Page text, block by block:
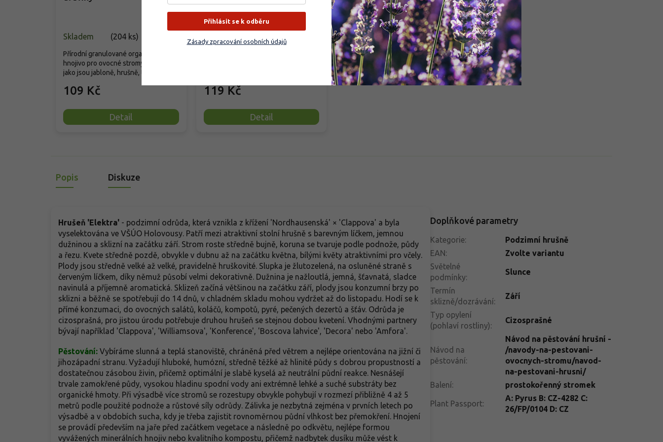
Skladem (204 ks)
109 Kč
Detail
Přírodní granulované organické
hnojivo pro ovocné stromy a keře,
jako jsou jabloně, hrušně, třešně či...
Skladem 35 ks )
119 Kč
Detail
Popis Diskuze
Hrušeň 'Elektra' - podzimní odrůda, která vznikla z křížení 'Nordhausenská' × 'Clappova' a byla
vyselektována ve VŠÚO Holovousy. Patří mezi atraktivní stolní hrušně s barevným líčkem, jemnou
dužninou a sklizní na začátku září. Strom roste středně bujně, koruna se tvaruje podle podnože, půdy
a řezu. Kvete středně pozdě, obvykle v dubnu až na začátku května, bílými květy atraktivními pro včely.
Plody jsou středně velké až velké, pravidelně hruškovité. Slupka je žlutozelená, na osluněné straně s
červeným líčkem, díky němuž působí velmi dekorativně. Dužnina je nažloutlá, jemná, šťavnatá, sladce
navinulá a příjemně aromatická. Sklizeň začíná většinou na začátku září, plody jsou konzumní brzy po
sklizni a běžně se spotřebují do 14 dnů, v chladném skladu mohou vydržet až do listopadu. Hodí se k
přímé konzumaci, do ovocných salátů, koláčů, kompotů, pyré, pečených dezertů a šťáv. Odrůda je
cizosprašná, pro jistou úrodu potřebuje druhou hrušeň se stejnou dobou kvetení. Vhodnými partnery
bývají například 'Clappova', 'Williamsova', 'Konference', 'Boscova lahvice', 'Decora' nebo 'Amfora'.
Pěstování: Vybíráme slunná a teplá stanoviště, chráněná před větrem a nejlépe orientována na jižní či
jihozápadní stranu. Vyžadují hluboké, humózní, středně těžké až hlinité půdy s dobrou propustností a
dostatečnou zásobou živin, přičemž optimální je slabě kyselá až neutrální půdní reakce. Nesnášejí
trvale zamokřené půdy, vysokou hladinu spodní vody ani extrémně lehké a suché substráty bez
organické hmoty. Při výsadbě více stromů se rozestupy obvykle pohybují v rozmezí přibližně 4 až 5
metrů podle použité podnože a růstové síly odrůdy. Zálivka je nezbytná zejména v prvních letech po
výsadbě a v obdobích sucha, kdy je třeba zajistit rovnoměrnou půdní vlhkost bez přemokření. Hnojení
se provádí především na jaře před začátkem vegetace a následně po odkvětu, nejlépe formou
vyvážených minerálních hnojiv nebo kvalitního kompostu, přičemž nadbytek dusíku může vést k
Doplňkové parametry
Kategorie:
Podzimní hrušně
EAN:
Zvolte variantu
Světelné
podmínky:
Slunce
Termín
sklizně/dozrávání:
Září
Typ opylení
(pohlaví rostliny):
Cizosprašné
Návod na
pěstování:
Návod na pěstování hrušní -
/navody-na-pestovani-
ovocnych-stromu/navod-
na-pestovani-hrusni/
Balení: prostokořenný stromek
Plant Passport:
A: Pyrus B: CZ-4282 C:
26/FP/0104 D: CZ
Přihlásit se k odběru
Zásady zpracování osobních údajů